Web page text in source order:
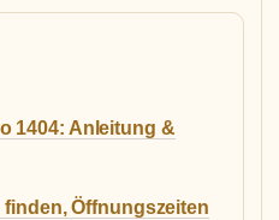
1404: Anleitung &
finden, Öffnungszeiten